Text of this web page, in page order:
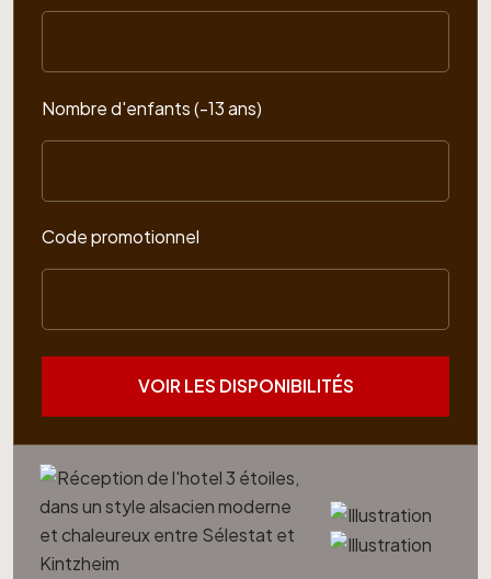
Nombre d'enfants (-13 ans)
Code promotionnel
VOIR LES DISPONIBILITÉS